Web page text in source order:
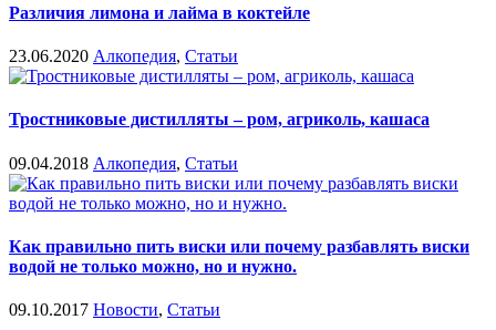
Различия лимона и лайма в коктейле
23.06.2020 Алкопедия, Статьи
Тростниковые дистилляты – ром, агриколь, кашаса
09.04.2018 Алкопедия, Статьи
Как правильно пить виски или почему разбавлять виски
водой не только можно, но и нужно.
09.10.2017 Новости, Статьи